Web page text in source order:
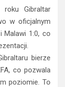
Gibraltar
w oficjalnym
Malawi 1:0, co
bierze
co pozwala
poziomie. To